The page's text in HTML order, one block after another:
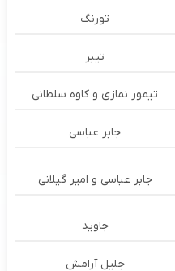
تورنگ
تیبر
تیمور نمازی و کاوه سلطانی
جابر عباسی
جابر عباسی و امیر گیلانی
جاوید
جلیل آرامش